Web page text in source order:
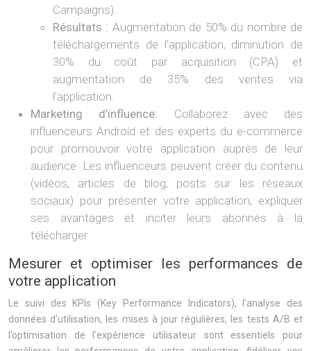
Campaigns).
Résultats : Augmentation de 50% du nombre de
téléchargements de l’application, diminution de
30% du coût par acquisition (CPA) et
augmentation de 35% des ventes via
l’application.
Marketing d’influence: Collaborez avec des
influenceurs Android et des experts du e-commerce
pour promouvoir votre application auprès de leur
audience. Les influenceurs peuvent créer du contenu
(vidéos, articles de blog, posts sur les réseaux
sociaux) pour présenter votre application, expliquer
ses avantages et inciter leurs abonnés à la
télécharger.
Mesurer et optimiser les performances de
votre application
Le suivi des KPIs (Key Performance Indicators), l’analyse des
données d’utilisation, les mises à jour régulières, les tests A/B et
l’optimisation de l’expérience utilisateur sont essentiels pour